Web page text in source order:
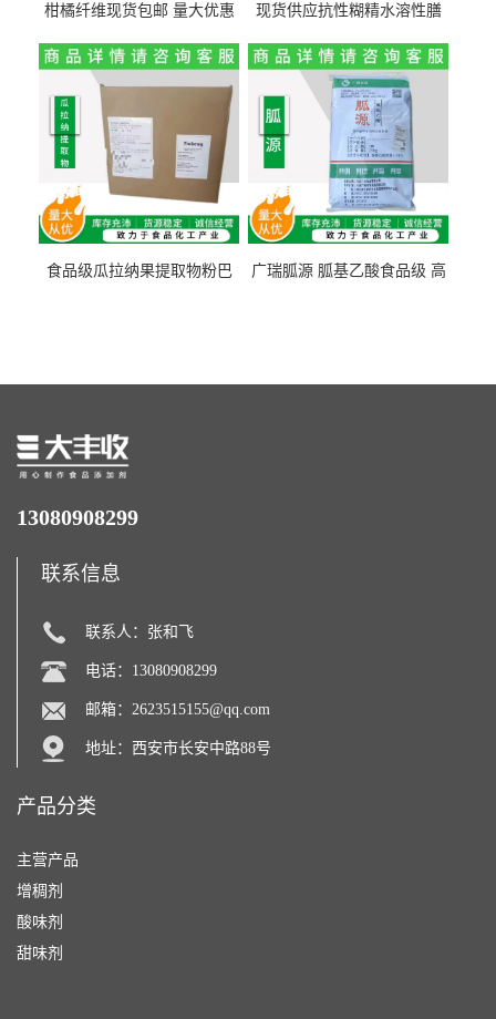
柑橘纤维现货包邮 量大优惠
现货供应抗性糊精水溶性膳
量1kg包邮
食品级瓜拉纳果提取物粉巴
广瑞胍源 胍基乙酸食品级 高
13080908299
联系信息
联系人：张和飞
电话：13080908299
邮箱： 2623515155@qq.com
地址：西安市长安中路88号
产品分类
主营产品
增稠剂
酸味剂
甜味剂